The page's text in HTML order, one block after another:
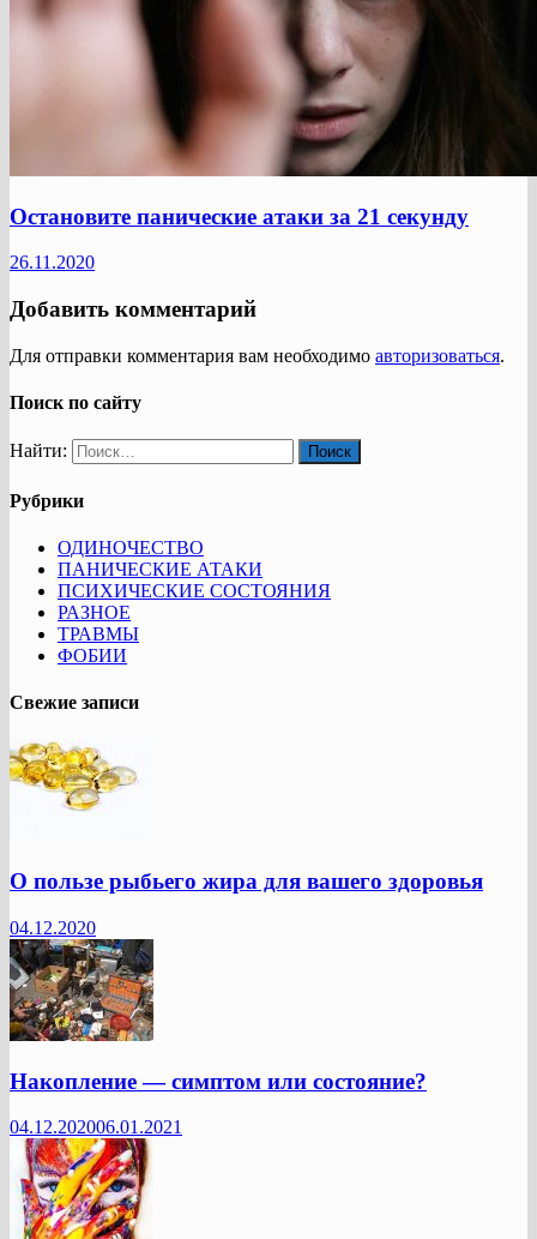
Остановите панические атаки за 21 секунду
26.11.2020
Добавить комментарий
Для отправки комментария вам необходимо авторизоваться.
Поиск по сайту
Найти:
Рубрики
ОДИНОЧЕСТВО
ПАНИЧЕСКИЕ АТАКИ
ПСИХИЧЕСКИЕ СОСТОЯНИЯ
РАЗНОЕ
ТРАВМЫ
ФОБИИ
Свежие записи
О пользе рыбьего жира для вашего здоровья
04.12.2020
Накопление — симптом или состояние?
04.12.202006.01.2021